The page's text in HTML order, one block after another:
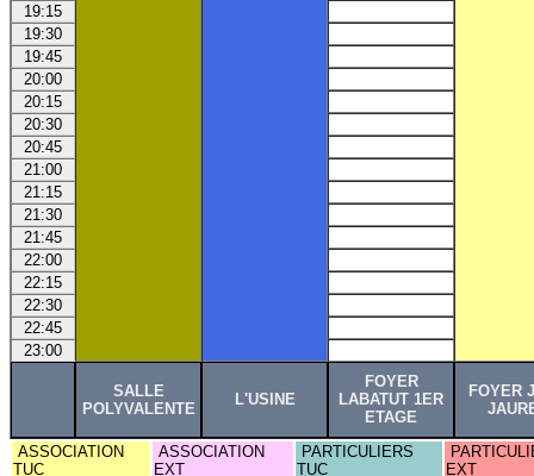
19:15
19:30
19:45
20:00
20:15
20:30
20:45
21:00
21:15
21:30
21:45
22:00
22:15
22:30
22:45
23:00
SALLE
POLYVALENTE
L'USINE
FOYER
LABATUT 1ER
ETAGE
FOYER
ASSOCIATION
TUC
ASSOCIATION
EXT
PARTICULIERS
TUC
EXT